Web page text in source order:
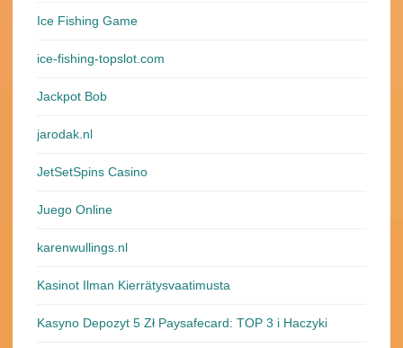
Ice Fishing Game
ice-fishing-topslot.com
Jackpot Bob
jarodak.nl
JetSetSpins Casino
Juego Online
karenwullings.nl
Kasinot Ilman Kierrätysvaatimusta
Kasyno Depozyt 5 Zł Paysafecard: TOP 3 i Haczyki